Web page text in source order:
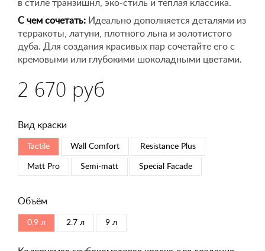
в стиле транзишнл, эко-стиль и теплая классика.
С чем сочетать: Идеально дополняется деталями из
терракоты, латуни, плотного льна и золотистого
дуба. Для создания красивых пар сочетайте его с
кремовыми или глубокими шоколадными цветами.
2 670 руб
Вид краски
Tactile Wall Comfort Resistance Plus
Matt Pro Semi-matt Special Faсade
Объём
0.9 л 2.7 л 9 л